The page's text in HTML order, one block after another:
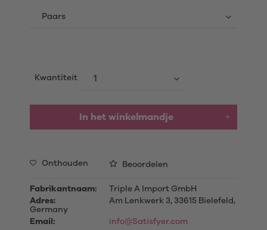
Kwantiteit
In het winkelmandje
Onthouden Beoordelen
Fabrikantnaam:
Triple A Import GmbH
Adres:
Am Lenkwerk 3, 33615 Bielefeld,
Germany
Email:
info@Satisfyer.com